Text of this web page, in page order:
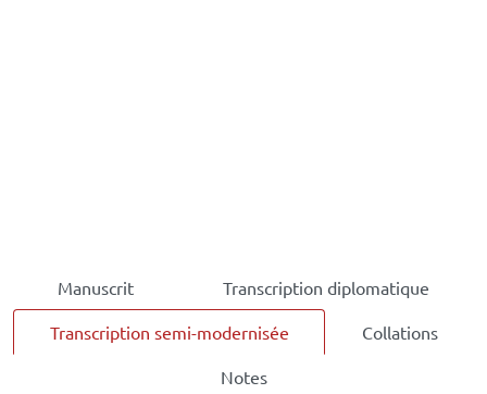
Manuscrit Transcription diplomatique
Transcription semi-modernisée Collations
Notes